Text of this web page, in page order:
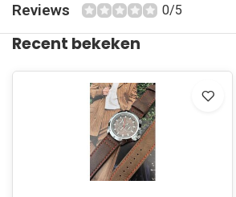
Reviews 0/5
Recent bekeken